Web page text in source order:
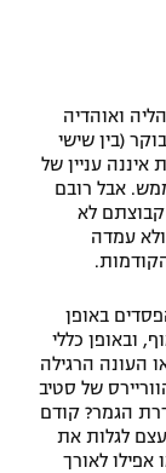
ואוהדיה
(בין שישי
עניין של
אבל רובם
קבוצתם לא
עמדה
באופן
ובאופן כללי
המשחק לא דמתה לזו של פלייאוף 2017 או העונה הרגילה
הווריירס של סטיב
הגמר? קודם
לגלות את
אפילו לאורך